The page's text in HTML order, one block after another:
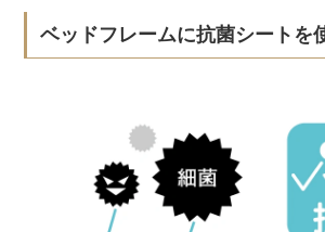
ベッドフレームに抗菌シートを